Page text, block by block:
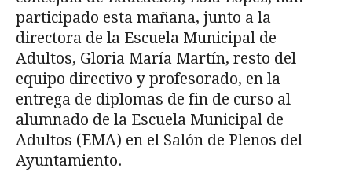
participado esta mañana, junto a la
directora de la Escuela Municipal de
Adultos, Gloria María Martín, resto del
equipo directivo y profesorado, en la
entrega de diplomas de fin de curso al
alumnado de la Escuela Municipal de
Adultos (EMA) en el Salón de Plenos del
Ayuntamiento.